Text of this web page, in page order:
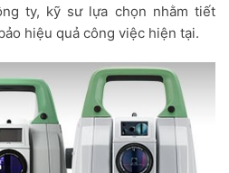
ty, kỹ sư lựa chọn nhằm tiết
hiệu quả công việc hiện tại.